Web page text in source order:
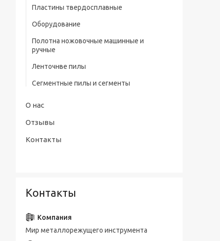
предохранительного конуса (тип А)
Сверла центровочные Р6М5 с
предохранительным конусом (тип В)
радиусные (тип R)
ШЦЦ-III ГОСТ 166-89
Пластины твердосплавные
Оборудование
Полотна ножовочные машинные и
ручные
Ленточнве пилы
Сегментные пилы и сегменты
О нас
Отзывы
Контакты
Контакты
Мир металлорежущего инструмента